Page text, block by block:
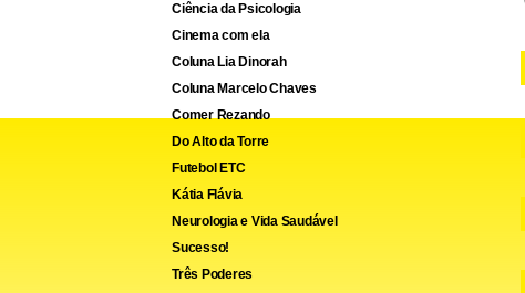
Ciência da Psicologia
Cinema com ela
Coluna Lia Dinorah
Coluna Marcelo Chaves
Comer Rezando
Do Alto da Torre
Futebol ETC
Kátia Flávia
Neurologia e Vida Saudável
Sucesso!
Três Poderes